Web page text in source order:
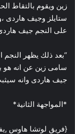
زين ويقوم بالتقاط
ستايلز وجيف هاردى
على النجم جيف
“بعد ذلك يظهر
سامى زين عن انه هو
جيف هاردى وانه
*المواجهة الثانية*
{فريق لوتشا هاوس